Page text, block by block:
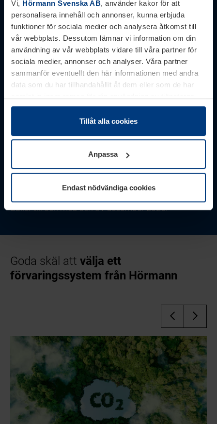
Vi, Hörmann Svenska AB, använder kakor för att
personalisera innehåll och annonser, kunna erbjuda
funktioner för sociala medier och analysera åtkomst till
vår webbplats. Dessutom lämnar vi information om din
användning av vår webbplats vidare till våra partner för
sociala medier, annonser och analyser. Våra partner
sammanför eventuellt den här informationen med andra
data som du har tillhandahållit åt dem eller som de har
Juridiskt kan vi lagra kakor på din enhet, om de är
absolut nödvändiga för driften av den här webbplatsen.
godkännande kan du när som helst ändra eller återkalla i
informationen om kakor underDataskyddsförklaring
vår webbplats.
Tillåt alla cookies
Anpassa
Endast nödvändiga cookies
Hörmann Erbjudanden 2026.
Förvaringssystem
Redskapsbod och trädgårdslåda till kampanjpris.
Gäller till och med den 31 december 2026.
Goda skäl attvälja ett
förvaringssystem från Hörmann